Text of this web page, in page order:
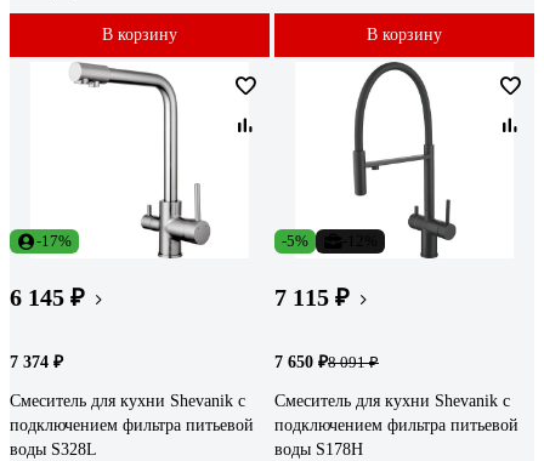
В корзину В корзину
-17%
6 145 ₽
7 374 ₽
Смеситель для кухни Shevanik с
подключением фильтра питьевой
воды S328L
-5%
7 115 ₽
7 650 ₽8 091 ₽
Смеситель для кухни Shevanik с
подключением фильтра питьевой
воды S178H